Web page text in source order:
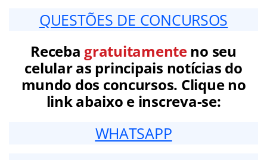
QUESTÕES DE CONCURSOS
Receba gratuitamenteno seu
celular as principais notícias do
mundo dos concursos. Clique no
link abaixo e inscreva-se:
WHATSAPP